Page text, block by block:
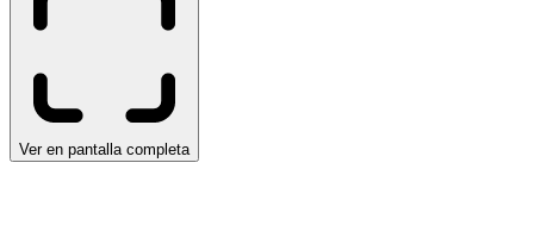
Ver en pantalla completa